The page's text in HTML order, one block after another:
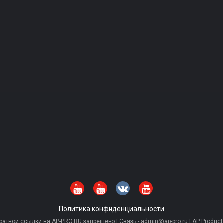
Политика конфиденциальности
ссылки на AP-PRO.RU запрещено | Связь - admin@ap-pro.ru | AP